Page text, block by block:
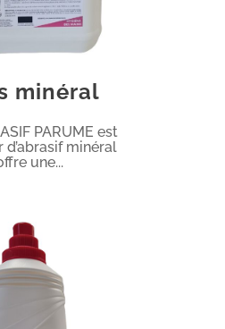
minéral
PARUME est
minéral
une...